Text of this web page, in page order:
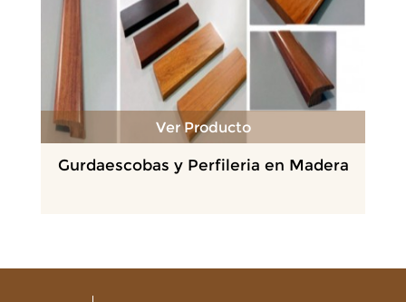
Gurdaescobas y Perfileria en Madera
Ver Producto